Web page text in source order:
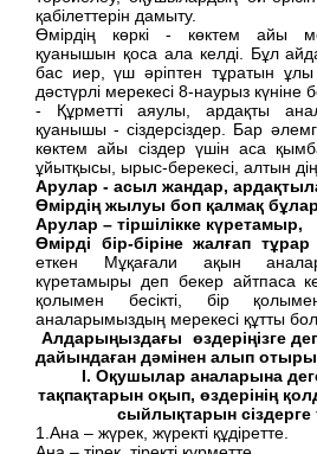
қабілеттерін дамыту.
Өмірдің көркі - көктем айы
қуанышын қоса ала келді. Бұл
бас иер, үш әріптен тұратын
дәстүрлі мерекесі 8-наурыз күніне
- Құрметті аяулы, ардақты
қуанышы - сіздерсіздер. Бар
көктем айы сіздер үшін аса
ұйытқысы, ырыс-берекесі, алтын
Арулар - асыл жандар,
Өмірдің жылуы боп қалмақ
Арулар – тіршілікке күретамыр,
Өмірді бір-біріне жалғап тұрар
еткен Мұқағали ақын
күретамыры деп бекер айтпаса
қолымен бесікті, бір
аналарымыздың мерекесі құтты
Алдарыңыздағы өздеріңізге
дайындаған дәмінен алып
I. Оқушылар аналарына
тақпақтарын оқып, өздерінің
сыйлықтарын сіздерге
1.Ана – жүрек, жүректі құдіретте.